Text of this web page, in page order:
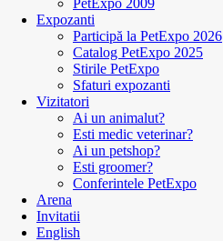
PetExpo 2009
Expozanti
Participă la PetExpo 2026
Catalog PetExpo 2025
Stirile PetExpo
Sfaturi expozanti
Vizitatori
Ai un animalut?
Esti medic veterinar?
Ai un petshop?
Esti groomer?
Conferintele PetExpo
Arena
Invitatii
English